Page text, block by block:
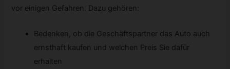
vor einigen Gefahren. Dazu gehören:
Bedenken, ob die Geschäftspartner das Auto auch
ernsthaft kaufen und welchen Preis Sie dafür
erhalten